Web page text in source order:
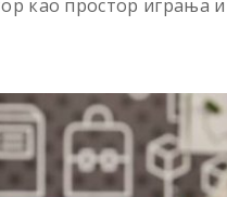
као простор играња